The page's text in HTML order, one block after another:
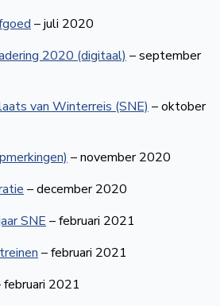
– juli 2020
2020 (digitaal) – september
van Winterreis (SNE) – oktober
– november 2020
– december 2020
SNE – februari 2021
– februari 2021
februari 2021